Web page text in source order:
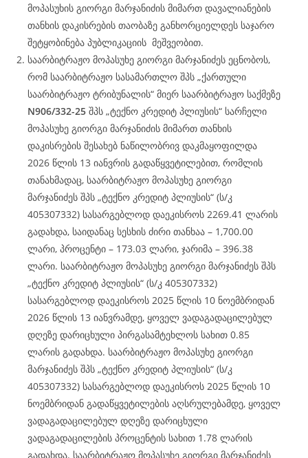
მოპასუხის გიორგი მარჯანიძის მიმართ დავალიანების
თანხის დაკისრების თაობაზე განხორციელდეს საჯარო
შეტყობინება პუბლიკაციის მეშვეობით.
საარბიტრაჟო მოპასუხე გიორგი მარჯანიძეს ეცნობოს,
რომ საარბიტრაჟო სასამართლო შპს „ქართული
საარბიტრაჟო ტრიბუნალის“ მიერ საარბიტრაჟო საქმეზე
N906/332-25 შპს „ტექნო კრედიტ პლიუსის“ სარჩელი
მოპასუხე გიორგი მარჯანიძის მიმართ თანხის
დაკისრების შესახებ ნაწილობრივ დაკმაყოფილდა
2026 წლის 13 იანვრის გადაწყვეტილებით, რომლის
თანახმადაც, საარბიტრაჟო მოპასუხე გიორგი
მარჯანიძეს შპს „ტექნო კრედიტ პლიუსის“ (ს/კ
405307332) სასარგებლოდ დაეკისროს 2269.41 ლარის
გადახდა, საიდანაც სესხის ძირი თანხაა – 1,700.00
ლარი, პროცენტი – 173.03 ლარი, ჯარიმა – 396.38
ლარი. საარბიტრაჟო მოპასუხე გიორგი მარჯანიძეს შპს
„ტექნო კრედიტ პლიუსის“ (ს/კ 405307332)
სასარგებლოდ დაეკისროს 2025 წლის 10 ნოემბრიდან
2026 წლის 13 იანვრამდე, ყოველ ვადაგადაცილებულ
დღეზე დარიცხული პირგასამტეხლოს სახით 0.85
ლარის გადახდა. საარბიტრაჟო მოპასუხე გიორგი
მარჯანიძეს შპს „ტექნო კრედიტ პლიუსის“ (ს/კ
405307332) სასარგებლოდ დაეკისროს 2025 წლის 10
ნოემბრიდან გადაწყვეტილების აღსრულებამდე, ყოველ
ვადაგადაცილებულ დღეზე დარიცხული
ვადაგადაცილების პროცენტის სახით 1.78 ლარის
გადახდა. საარბიტრაჟო მოპასუხე გიორგი მარჯანიძეს